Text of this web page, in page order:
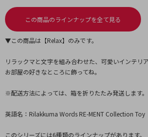
この商品のラインナップを全て見る
▼この商品は【Relax】のみです。
リラックマと文字を組み合わせた、可愛いインテリ
お部屋の好きなところに飾ってね。
※配送方法によっては、箱を折りたたみ発送します。
英語名：Rilakkuma Words RE-MENT Collection Toy
このシリーズには6種類のラインナップがあります。